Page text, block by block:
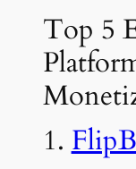
Top 5
1.